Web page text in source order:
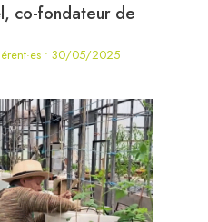
co-fondateur de
•30/05/2025